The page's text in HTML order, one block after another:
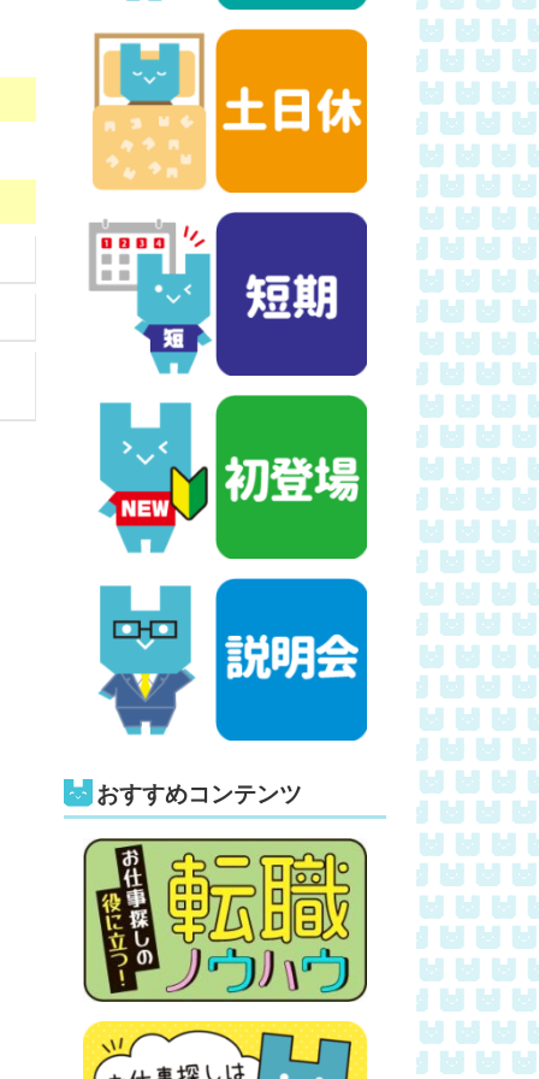
おすすめコンテンツ